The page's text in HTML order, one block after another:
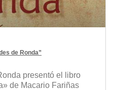
de Ronda”
presentó el libro
de Macario Fariñas